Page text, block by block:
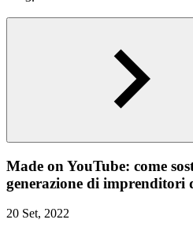
Made on YouTube: come
generazione di imprenditori
20 Set, 2022